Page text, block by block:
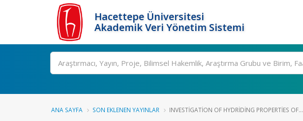
Hacettepe Üniversitesi
Akademik Veri Yönetim Sistemi
Ara
ANA SAYFA SON EKLENEN YAYINLAR INVESTIGATION OF HYDRIDING PROPERTIES OF...